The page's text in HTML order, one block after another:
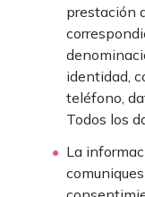
prestación
identidad,
teléfono,
Todos los
La